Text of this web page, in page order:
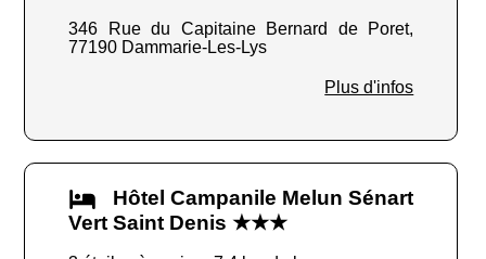
346 Rue du Capitaine Bernard de Poret,
77190 Dammarie-Les-Lys
Plus d'infos
Hôtel Campanile Melun Sénart
Vert Saint Denis ★★★